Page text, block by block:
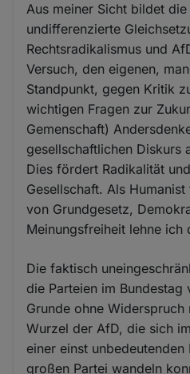
Aus meiner Sicht bildet
undifferenzierte
Rechtsradikalismus und
Versuch, den eigenen,
Standpunkt, gegen Kritik
wichtigen Fragen zur
Gemenschaft)
gesellschaftlichen Diskurs
Dies fördert Radikalität
Gesellschaft. Als
von Grundgesetz,
Meinungsfreiheit lehne ich
Die faktisch
die Parteien im Bundestag
Grunde ohne
Wurzel der AfD, die sich
einer einst
großen Partei wandeln